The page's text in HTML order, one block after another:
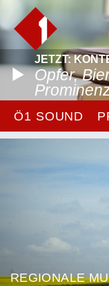
JETZT:
Opfer,
Ö1 SOUND
REGIONALE